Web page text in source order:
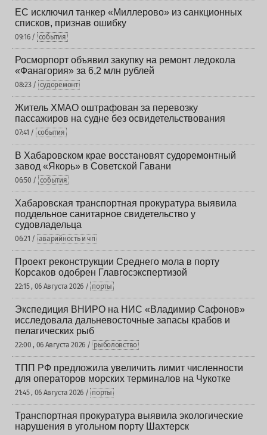
ЕС исключил танкер «Миллерово» из санкционных
списков, признав ошибку
09:16 / события
Росморпорт объявил закупку на ремонт ледокола
«Фанагория» за 6,2 млн рублей
08:23 / судоремонт
Житель ХМАО оштрафован за перевозку
пассажиров на судне без освидетельствования
07:41 / события
В Хабаровском крае восстановят судоремонтный
завод «Якорь» в Советской Гавани
06:50 / события
Хабаровская транспортная прокуратура выявила
поддельное санитарное свидетельство у
судовладельца
06:21 / аварийность и чп
Проект реконструкции Среднего мола в порту
Корсаков одобрен Главгосэкспертизой
22:15 , 06 Августа 2026 / порты
Экспедиция ВНИРО на НИС «Владимир Сафонов»
исследовала дальневосточные запасы крабов и
пелагических рыб
22:00 , 06 Августа 2026 / рыболовство
ТПП РФ предложила увеличить лимит численности
для операторов морских терминалов на Чукотке
21:45 , 06 Августа 2026 / порты
Транспортная прокуратура выявила экологические
нарушения в угольном порту Шахтерск